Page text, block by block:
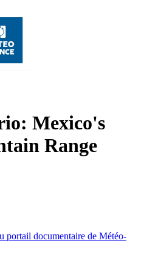
Mexico's
Range
portail documentaire de Météo-